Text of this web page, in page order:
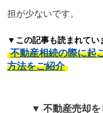
担が少ないです。
▼この記事も読まれてい
不動産相続の際に起
方法をご紹介
▼ 不動産売却を